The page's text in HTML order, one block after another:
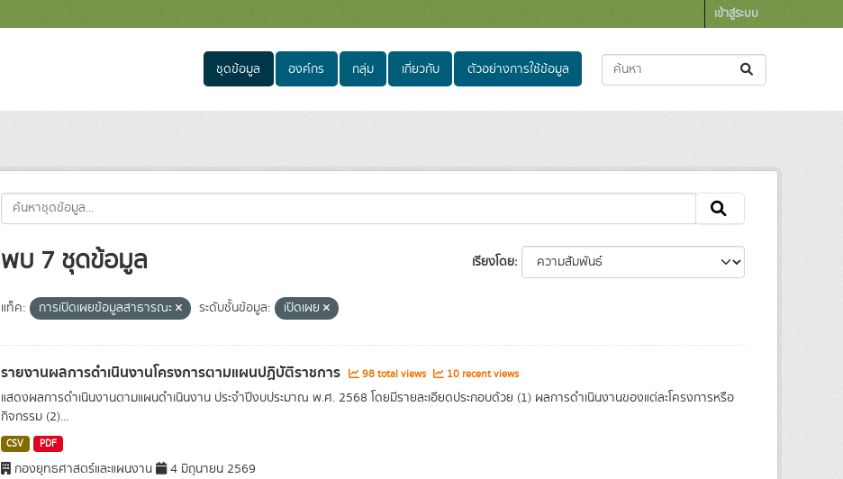
เข้าสู่ระบบ
ชุดข้อมูล องค์กร กลุ่ม เกี่ยวกับ ตัวอย่างการใช้ข้อมูล
เรียงโดย
พบ 7 ชุดข้อมูล
แท็ค: การเปิดเผยข้อมูลสาธารณะ ระดับชั้นข้อมูล: เปิดเผย
รายงานผลการดำเนินงานโครงการตามแผนปฏิบัติราชการ 98 total views 10 recent views
แสดงผลการดำเนินงานตามแผนดำเนินงาน ประจำปีงบประมาณ พ.ศ. 2568 โดยมีรายละเอียดประกอบด้วย (1) ผลการดำเนินงานของแต่ละโครงการหรือ
กิจกรรม (2)...
CSV PDF
กองยุทธศาสตร์และแผนงาน 4 มิถุนายน 2569